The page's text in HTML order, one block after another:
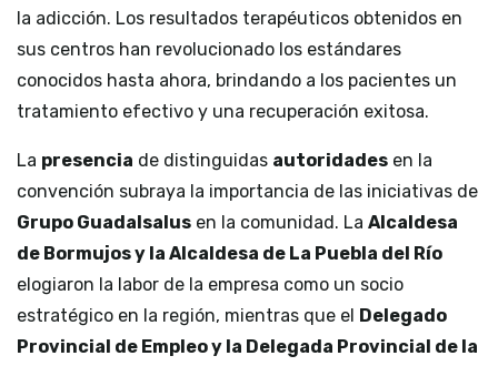
la adicción. Los resultados terapéuticos obtenidos en
sus centros han revolucionado los estándares
conocidos hasta ahora, brindando a los pacientes un
tratamiento efectivo y una recuperación exitosa.
La presencia de distinguidas autoridades en la
convención subraya la importancia de las iniciativas de
Grupo Guadalsalus en la comunidad. La Alcaldesa
de Bormujos y la Alcaldesa de La Puebla del Río
elogiaron la labor de la empresa como un socio
estratégico en la región, mientras que el Delegado
Provincial de Empleo y la Delegada Provincial de la